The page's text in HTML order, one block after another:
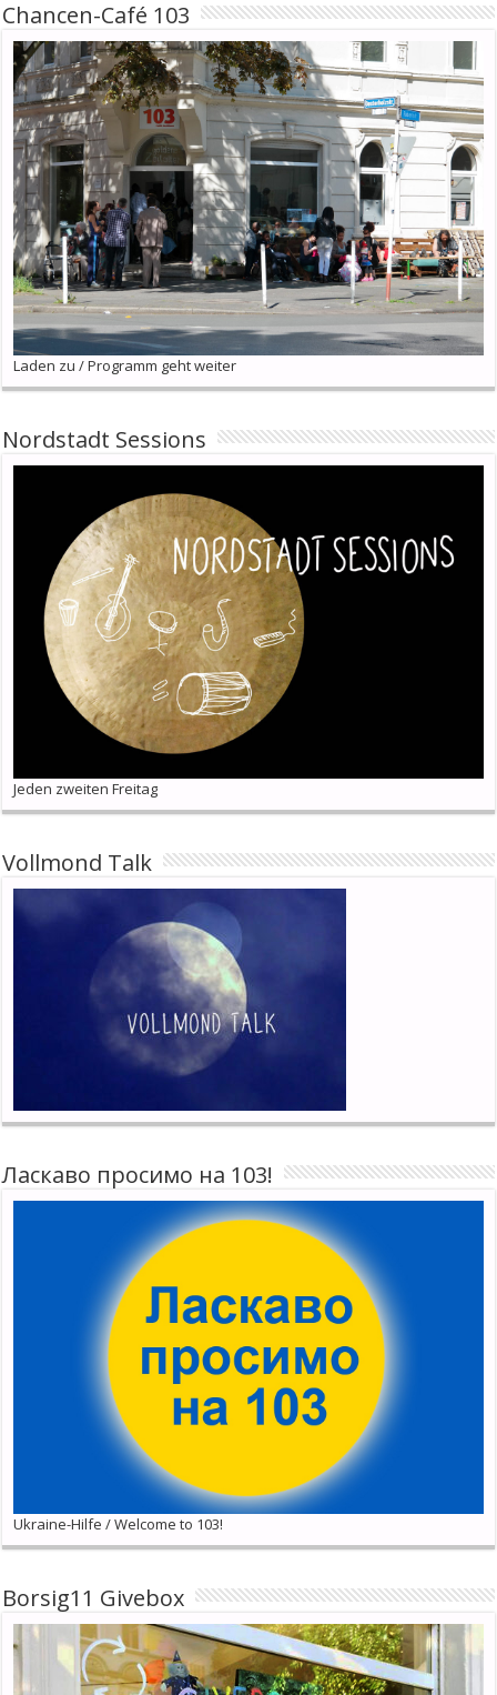
Chancen-Café 103
Laden zu / Programm geht weiter
Nordstadt Sessions
Jeden zweiten Freitag
Vollmond Talk
Ласкаво просимо на 103!
Ukraine-Hilfe / Welcome to 103!
Borsig11 Givebox